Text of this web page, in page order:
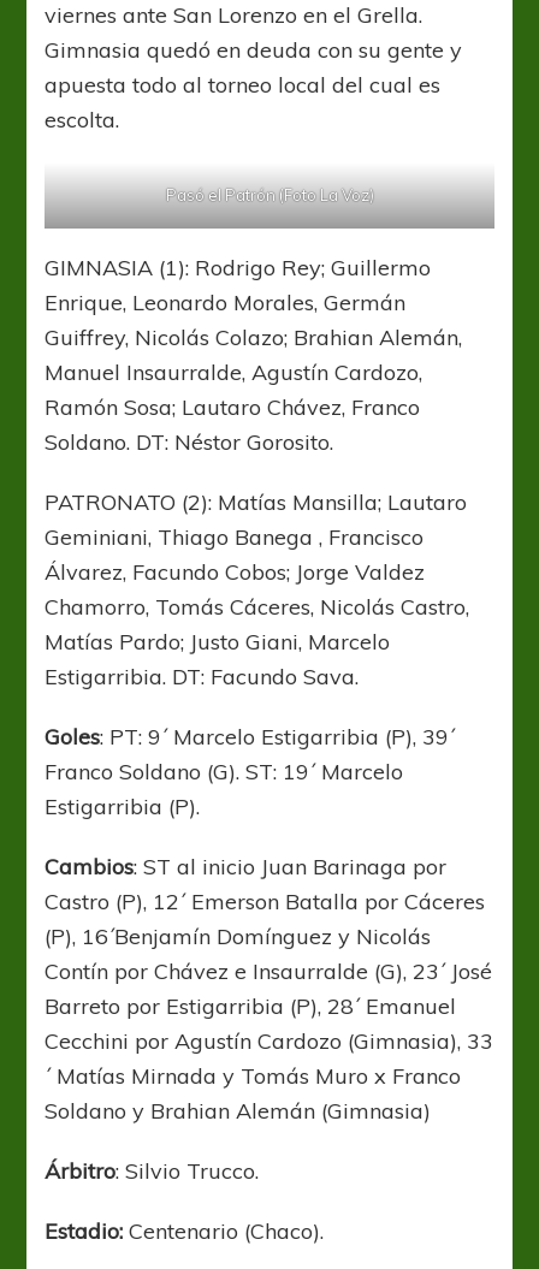
viernes ante San Lorenzo en el Grella.
Gimnasia quedó en deuda con su gente y
apuesta todo al torneo local del cual es
escolta.
Pasó el Patrón (Foto La Voz)
GIMNASIA (1): Rodrigo Rey; Guillermo
Enrique, Leonardo Morales, Germán
Guiffrey, Nicolás Colazo; Brahian Alemán,
Manuel Insaurralde, Agustín Cardozo,
Ramón Sosa; Lautaro Chávez, Franco
Soldano. DT: Néstor Gorosito.
PATRONATO (2): Matías Mansilla; Lautaro
Geminiani, Thiago Banega , Francisco
Álvarez, Facundo Cobos; Jorge Valdez
Chamorro, Tomás Cáceres, Nicolás Castro,
Matías Pardo; Justo Giani, Marcelo
Estigarribia. DT: Facundo Sava.
Goles: PT: 9´ Marcelo Estigarribia (P), 39´
Franco Soldano (G). ST: 19´ Marcelo
Estigarribia (P).
Cambios: ST al inicio Juan Barinaga por
Castro (P), 12´ Emerson Batalla por Cáceres
(P), 16´Benjamín Domínguez y Nicolás
Contín por Chávez e Insaurralde (G), 23´ José
Barreto por Estigarribia (P), 28´ Emanuel
Cecchini por Agustín Cardozo (Gimnasia), 33
´ Matías Mirnada y Tomás Muro x Franco
Soldano y Brahian Alemán (Gimnasia)
Árbitro: Silvio Trucco.
Estadio: Centenario (Chaco).